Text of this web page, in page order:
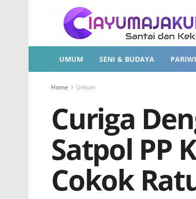
UMUM SENI & BUDAYA
Home Umum
Curiga
Satpol PP
Cokok